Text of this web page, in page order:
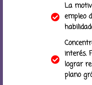
La
empleo
interés.
lograr
plano